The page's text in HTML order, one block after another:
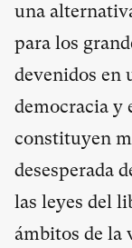
una
para los
devenidos en
democracia y
constituyen
desesperada
las leyes del
ámbitos de la